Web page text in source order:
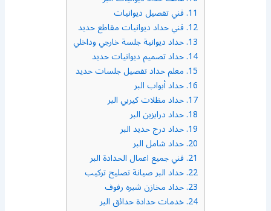
11. فني تفصيل ديوانيات
12. فني حداد ديوانيات مقاطع حديد
13. حداد ديوانية جلسة خارجي وداخلي
14. حداد تصميم ديوانيات حديد
15. معلم حداد تفصيل جلسات حديد
16. حداد أبواب البر
17. حداد مظلات كيربي البر
18. حداد درابزين البر
19. حداد درج حديد البر
20. حداد شامل البر
21. فني جميع اعمال الحدادة البر
22. حداد البر صيانة تصليح تركيب
23. حداد مخازن شبره رفوف
24. خدمات حدادة حدائق البر